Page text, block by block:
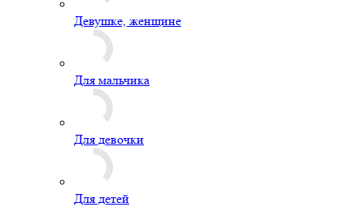
Девушке, женщине
Для мальчика
Для девочки
Для детей